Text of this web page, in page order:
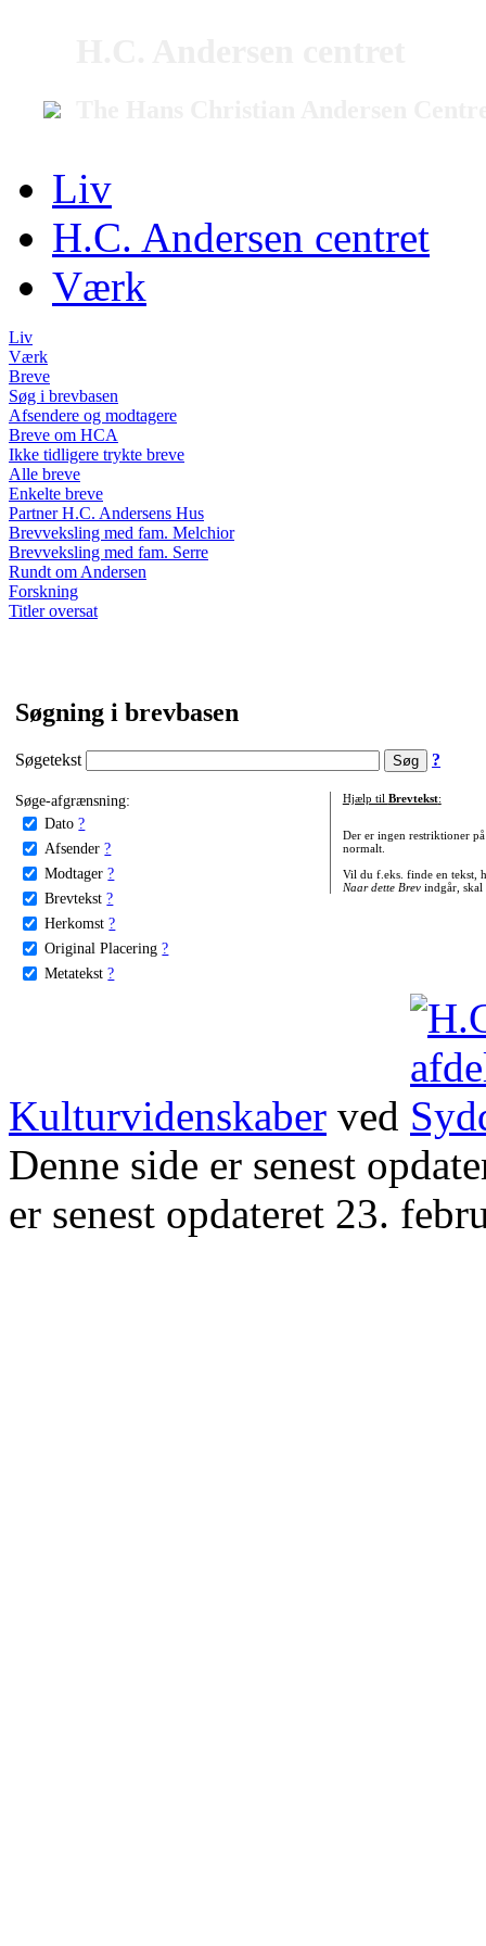
Liv
H.C. Andersen centret
Værk
Liv
Værk
Breve
Søg i brevbasen
Afsendere og modtagere
Breve om HCA
Ikke tidligere trykte breve
Alle breve
Enkelte breve
Partner H.C. Andersens Hus
Brevveksling med fam. Melchior
Brevveksling med fam. Serre
Rundt om Andersen
Forskning
Titler oversat
Søgning i brevbasen
Søgetekst ?
Søge-afgrænsning:
Dato ?
Afsender ?
Modtager ?
Brevtekst ?
Herkomst ?
Original Placering ?
Metatekst ?
Hjælp til Brevtekst:
Der er ingen restriktioner
normalt.
Vil du f.eks. finde en tekst,
Naar dette Brevindgår, skal
Kulturvidenskaber ved
Denne side er senest
er senest opdateret 23.